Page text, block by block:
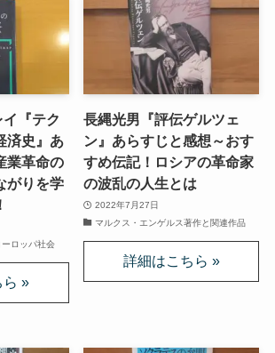
イギリス・ヨーロッパ社会
・文化とドストエフスキー
・SF小説から考える現代社会
日本文学
作家プーシキン・ゴーゴリ
ルゲーネフ
『テク
済史』あ
業革命の
がりを学
ロッパ社会
長縄光男『評伝ゲルツェ
ン』あらすじと感想～おす
すめ伝記！ロシアの革命家
の波乱の人生とは
2022年7月27日
マルクス・エンゲルス著作と関連作品